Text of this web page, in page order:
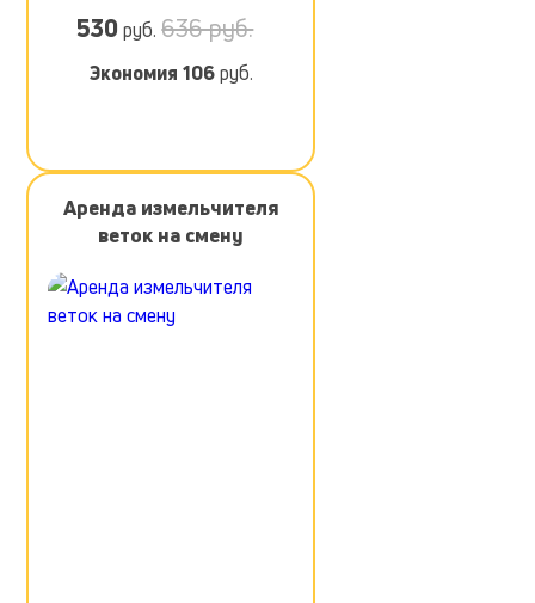
530 руб.636 руб.
Экономия 106руб.
Аренда измельчителя
веток на смену